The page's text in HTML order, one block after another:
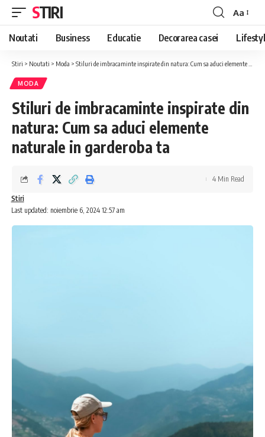
STIRI
Font
Resizer
Aa
Noutati Business Educatie Decorarea casei
Stiri > Noutati > Moda > Stiluri de imbracaminte inspirate din natura: Cum sa aduci elemente naturale in garderoba ta
MODA
Stiluri de imbracaminte inspirate din
natura: Cum sa aduci elemente
naturale in garderoba ta
Last updated: noiembrie 6, 2024 12:57 am
Stiri
4 Min Read